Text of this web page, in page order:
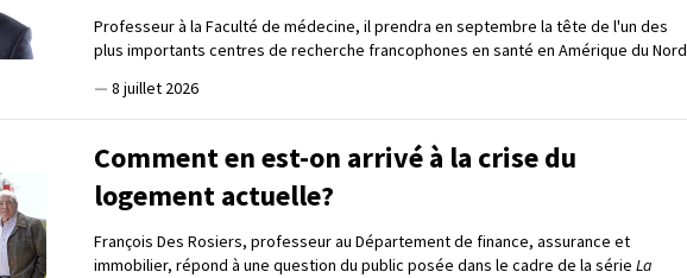
Professeur à la Faculté de médecine, il prendra en septembre la tête de l'un des
plus importants centres de recherche francophones en santé en Amérique du Nord
— 8 juillet 2026
Comment en est-on arrivé à la crise du
logement actuelle?
François Des Rosiers, professeur au Département de finance, assurance et
immobilier, répond à une question du public posée dans le cadre de la série La